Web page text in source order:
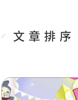
文章排序